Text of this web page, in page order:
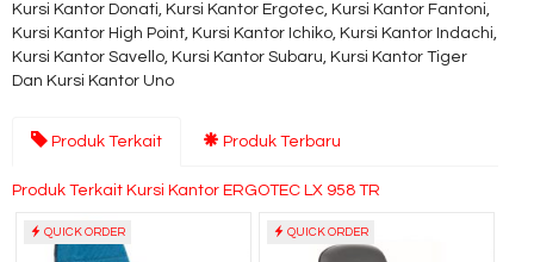
Kursi Kantor Donati, Kursi Kantor Ergotec, Kursi Kantor Fantoni,
Kursi Kantor High Point, Kursi Kantor Ichiko, Kursi Kantor Indachi,
Kursi Kantor Savello, Kursi Kantor Subaru, Kursi Kantor Tiger
Dan Kursi Kantor Uno
Produk Terkait Produk Terbaru
Produk Terkait Kursi Kantor ERGOTEC LX 958 TR
QUICK ORDER QUICK ORDER